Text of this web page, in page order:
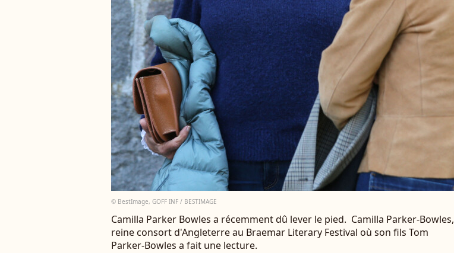
© BestImage, GOFF INF / BESTIMAGE
Camilla Parker Bowles a récemment dû lever le pied. Camilla Parker-Bowles,
reine consort d'Angleterre au Braemar Literary Festival où son fils Tom
Parker-Bowles a fait une lecture.